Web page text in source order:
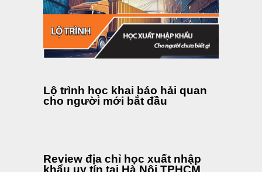
Lộ trình học khai báo hải quan
cho người mới bắt đầu
Review địa chỉ học xuất nhập
khẩu uy tín tại Hà Nội TPHCM